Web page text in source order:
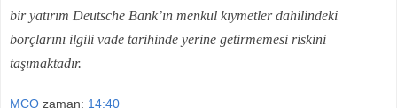
bir yatırım Deutsche Bank’ın menkul kıymetler dahilindeki
borçlarını ilgili vade tarihinde yerine getirmemesi riskini
taşımaktadır.
MCO zaman: 14:40